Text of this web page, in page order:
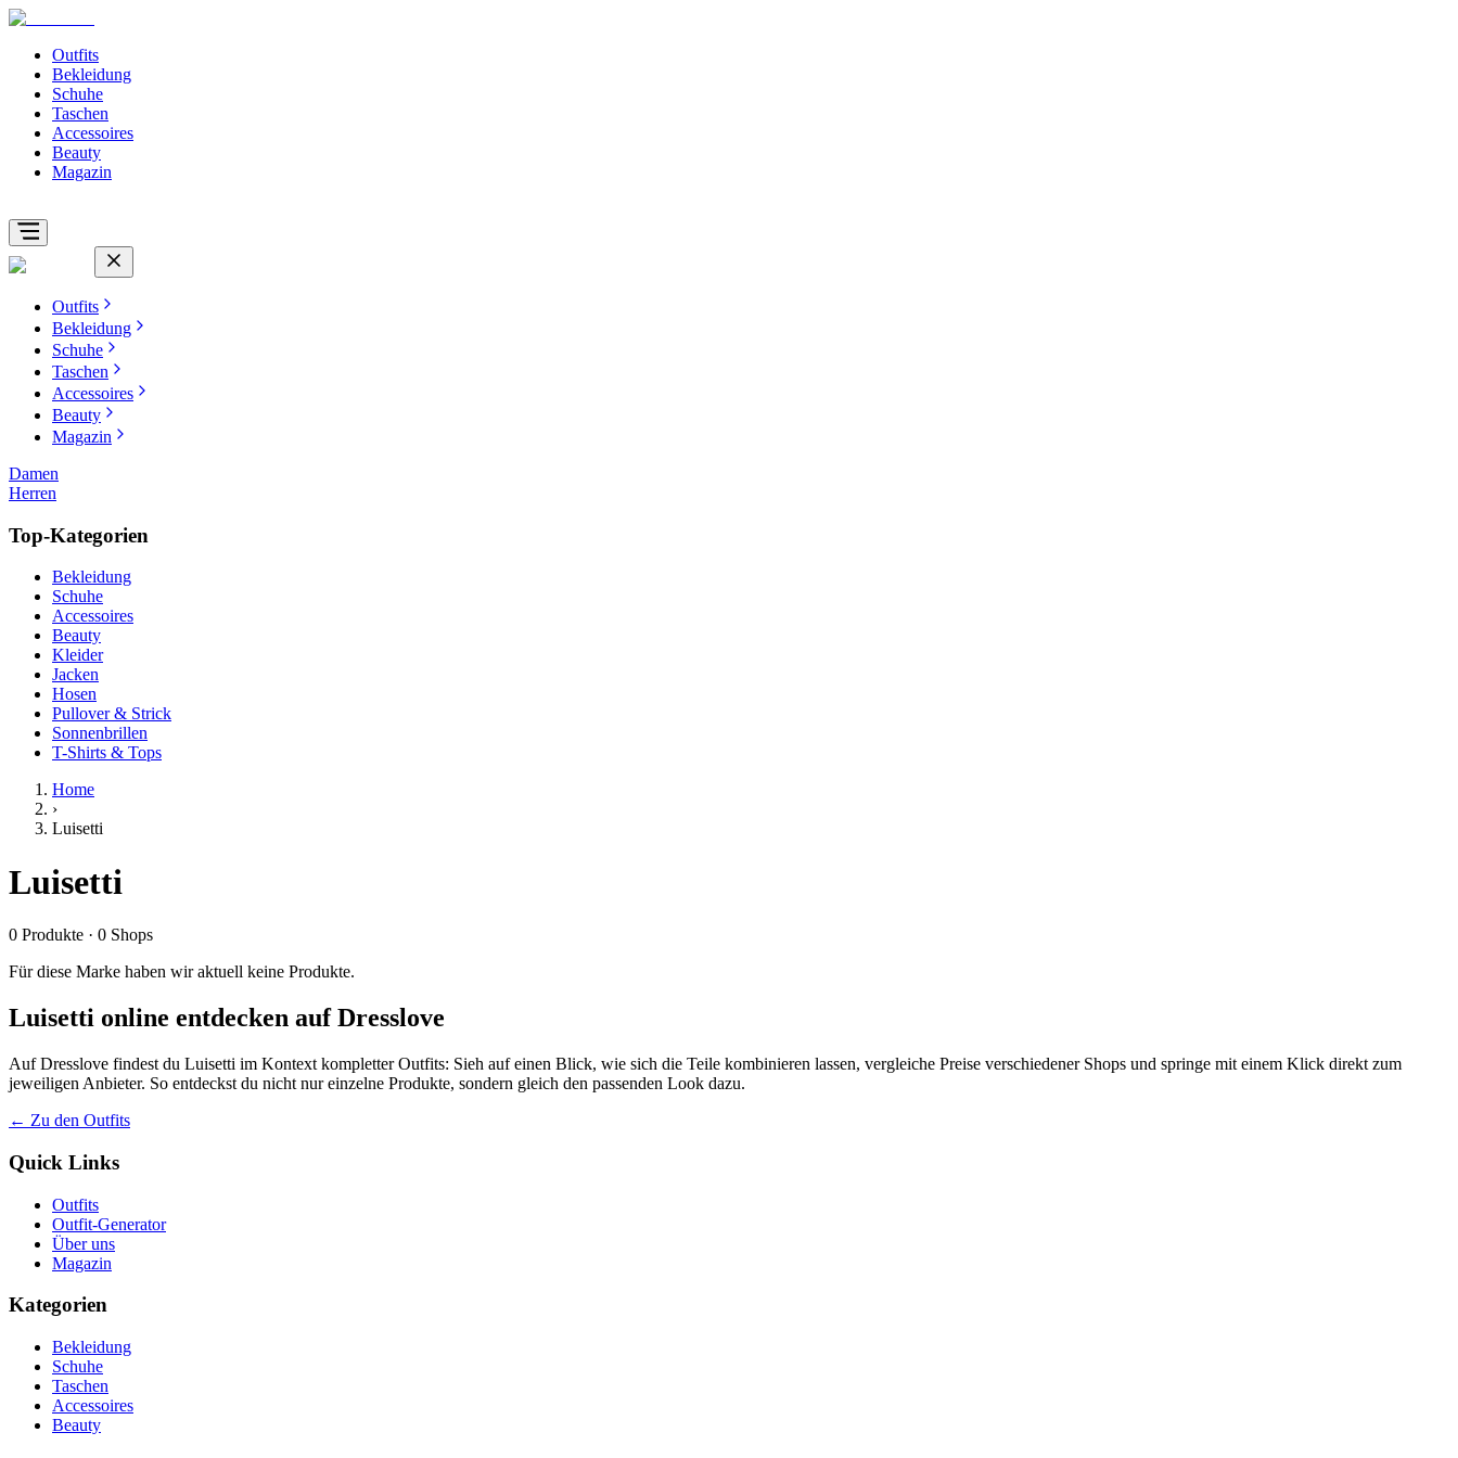
Outfits
Bekleidung
Schuhe
Taschen
Accessoires
Beauty
Magazin
Outfits
Bekleidung
Schuhe
Taschen
Accessoires
Beauty
Magazin
Damen
Herren
Top-Kategorien
Bekleidung
Schuhe
Accessoires
Beauty
Kleider
Jacken
Hosen
Pullover & Strick
Sonnenbrillen
T-Shirts & Tops
Home
›
Luisetti
Luisetti
0 Produkte · 0 Shops
Für diese Marke haben wir aktuell keine Produkte.
Luisetti online entdecken auf Dresslove
Auf Dresslove findest du Luisetti im Kontext kompletter Outfits: Sieh auf einen Blick, wie sich die Teile kombinieren lassen, vergleiche Preise verschiedener Shops und springe mit einem Klick direkt zum
jeweiligen Anbieter. So entdeckst du nicht nur einzelne Produkte, sondern gleich den passenden Look dazu.
← Zu den Outfits
Quick Links
Outfits
Outfit-Generator
Über uns
Magazin
Kategorien
Bekleidung
Schuhe
Taschen
Accessoires
Beauty